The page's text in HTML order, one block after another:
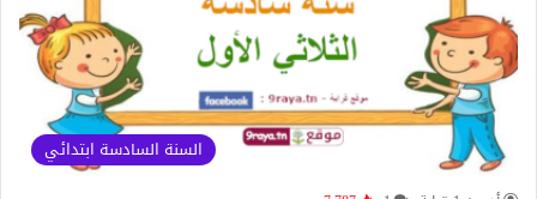
السنة السادسة ابتدائي